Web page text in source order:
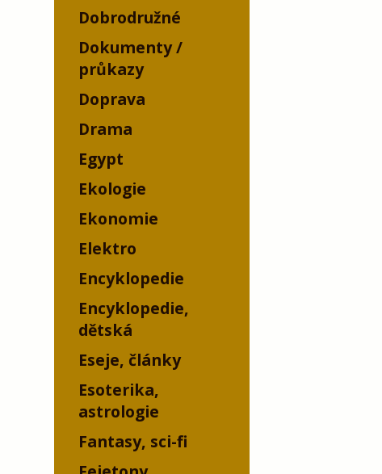
Dobrodružné
Dokumenty /
průkazy
Doprava
Drama
Egypt
Ekologie
Ekonomie
Elektro
Encyklopedie
Encyklopedie,
dětská
Eseje, články
Esoterika,
astrologie
Fantasy, sci-fi